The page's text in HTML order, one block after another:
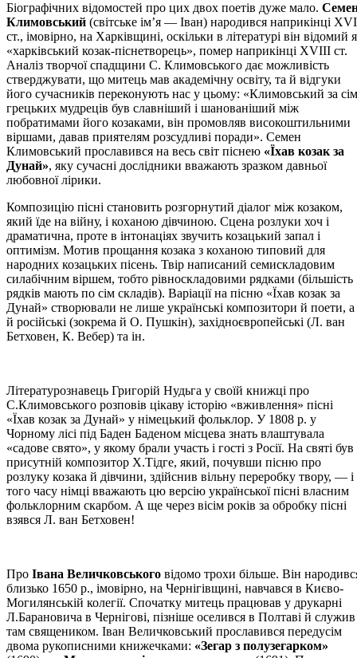
Біографічних відомостей про цих двох поетів дуже мало.
Климовський (світське ім’я — Іван) народився наприкінці
ст., імовірно, на Харківщині, оскільки в літературі він відомий
«харківський козак-піснетворець», помер наприкінці ХVІІІ ст.
Аналіз творчої спадщини С. Климовського дає можливість
стверджувати, що митець мав академічну освіту, та й відгуки
його сучасників переконують нас у цьому: «Климовський за сім
грецьких мудреців був славніший і шанованіший між
побратимами його козаками, він промовляв високоштильними
віршами, давав приятелям розсудливі поради». Семен
Климовський прославився на весь світ піснею «Їхав козак за
Дунай», яку сучасні дослідники вважають зразком давньої
любовної лірики.
Композицію пісні становить розгорнутий діалог між козаком,
який їде на війну, і коханою дівчиною. Сцена розлуки хоч і
драматична, проте в інтонаціях звучить козацький запал і
оптимізм. Мотив прощання козака з коханою типовий для
народних козацьких пісень. Твір написаний семискладовим
силабічним віршем, тобто рівноскладовими рядками (більшість
рядків мають по сім складів). Варіації на пісню «Їхав козак за
Дунай» створювали не лише українські композитори й поети, а
й російські (зокрема й О. Пушкін), західноєвропейські (Л. ван
Бетховен, К. Вебер) та ін.
Літературознавець Григорій Нудьга у своїй книжці про
С.Климовського розповів цікаву історію «вживлення» пісні
«Їхав козак за Дунай» у німецький фольклор. У 1808 р. у
Чорному лісі під Баден Баденом місцева знать влаштувала
«садове свято», у якому брали участь і гості з Росії. На святі був
присутній композитор Х.Тідге, який, почувши пісню про
розлуку козака й дівчини, здійснив вільну переробку твору, — і
того часу німці вважають цю версію української пісні власним
фольклорним скарбом. А ще через вісім років за обробку пісні
взявся Л. ван Бетховен!
Про Івана Величковського відомо трохи більше. Він
близько 1650 р., імовірно, на Чернігівщині, навчався в Києво-
Могилянській колегії. Спочатку митець працював у друкарні
Л.Барановича в Чернігові, пізніше оселився в Полтаві й служив
там священиком. Іван Величковський прославився передусім
двома рукописними книжечками: «Зегар з полузегарком»